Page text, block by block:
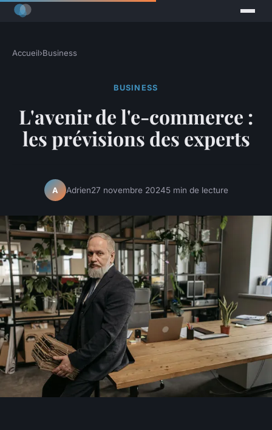
Accueil›Business
BUSINESS
L'avenir de l'e-commerce :
les prévisions des experts
A Adrien27 novembre 20245 min de lecture